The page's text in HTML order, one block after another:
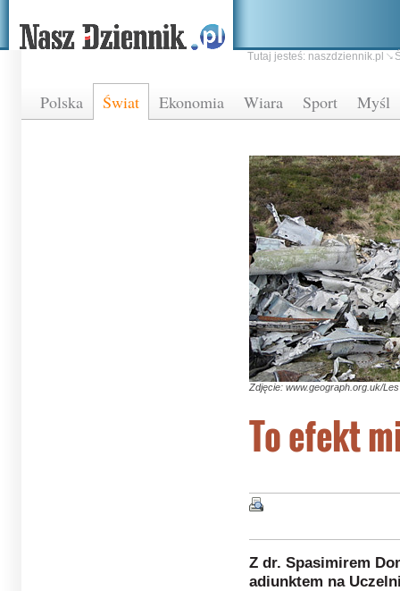
Polska Świat Ekonomia Wiara Sport Myśl
Tutaj jesteś: naszdziennik.pl
Zdjęcie: www.geograph.org.uk/
To efekt
Z dr. Spasimirem
adiunktem na